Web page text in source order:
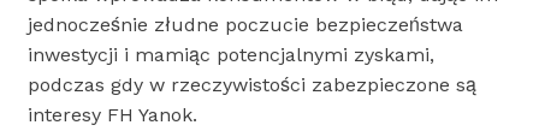
jednocześnie złudne poczucie bezpieczeństwa
inwestycji i mamiąc potencjalnymi zyskami,
podczas gdy w rzeczywistości zabezpieczone są
interesy FH Yanok.